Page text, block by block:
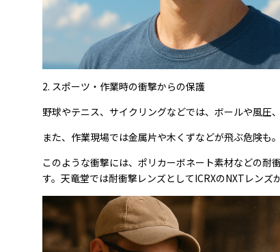
2. スポーツ・作業時の衝撃からの保護
野球やテニス、サイクリングなどでは、ボールや風圧
また、作業現場では金属片や木くずなどが飛ぶ危険も。
このような衝撃には、ポリカーボネート素材などの耐
す。天竜堂では耐衝撃レンズとしてICRXのNXTレンズ